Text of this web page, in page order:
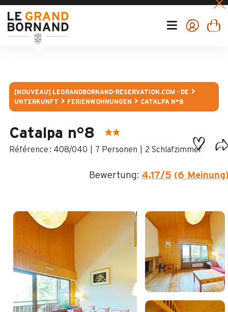
[NOUVEAU] LEGRANDBORNAND-RESERVATION.COM - DE
UNTERKUNFT
FERIENWOHNUNGEN CATALPA N°8
Catalpa n°8
: 408/040 7 Personen 2 Schlafzimmer
Bewertung: 4,17/5 (6